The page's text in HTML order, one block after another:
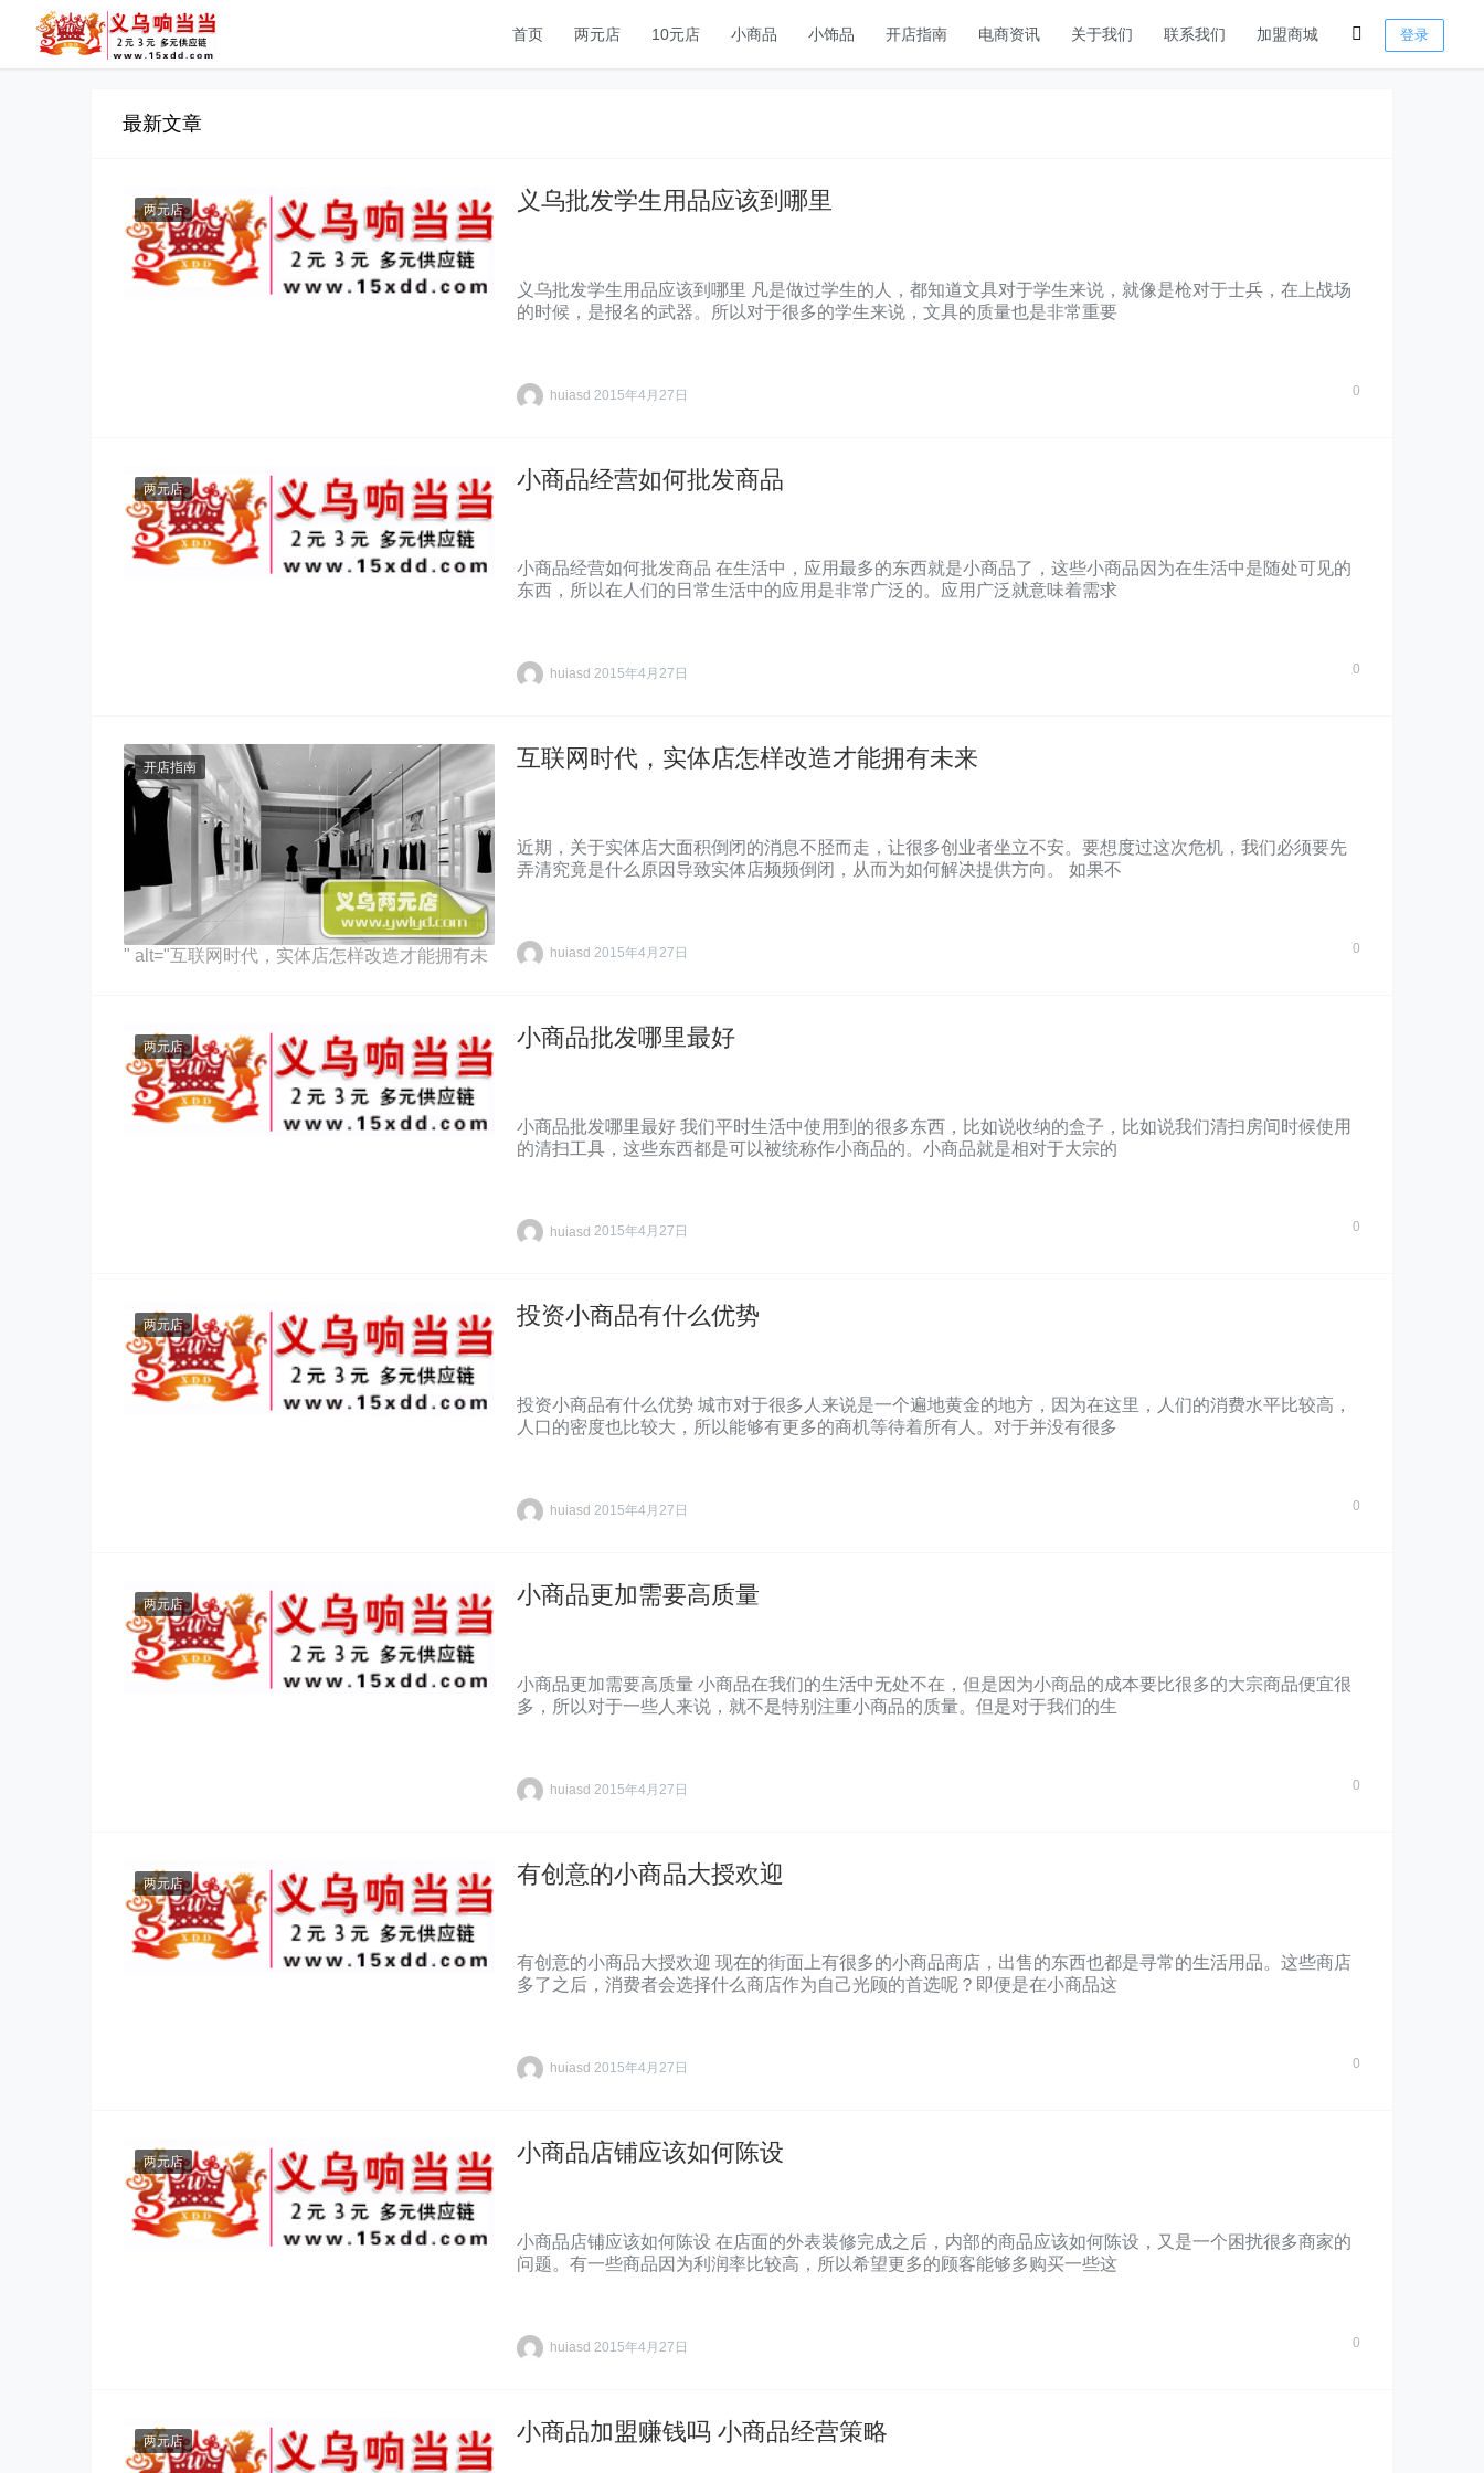
首页 两元店 10元店 小商品 小饰品 开店指南 电商资讯 关于我们 联系我们 加盟商城 登录
最新文章
两元店 义乌批发学生用品应该到哪里
义乌批发学生用品应该到哪里 凡是做过学生的人，都知道文具对于学生来说，就像是枪对于士兵，在上战场
的时候，是报名的武器。所以对于很多的学生来说，文具的质量也是非常重要
huiasd 2015年4月27日 0
两元店 小商品经营如何批发商品
小商品经营如何批发商品 在生活中，应用最多的东西就是小商品了，这些小商品因为在生活中是随处可见的
东西，所以在人们的日常生活中的应用是非常广泛的。应用广泛就意味着需求
huiasd 2015年4月27日 0
" alt="互联网时代，实体店怎样改造才能拥有未
开店指南 互联网时代，实体店怎样改造才能拥有未来
近期，关于实体店大面积倒闭的消息不胫而走，让很多创业者坐立不安。要想度过这次危机，我们必须要先
弄清究竟是什么原因导致实体店频频倒闭，从而为如何解决提供方向。 如果不
huiasd 2015年4月27日 0
两元店 小商品批发哪里最好
小商品批发哪里最好 我们平时生活中使用到的很多东西，比如说收纳的盒子，比如说我们清扫房间时候使用
的清扫工具，这些东西都是可以被统称作小商品的。小商品就是相对于大宗的
huiasd 2015年4月27日 0
两元店 投资小商品有什么优势
投资小商品有什么优势 城市对于很多人来说是一个遍地黄金的地方，因为在这里，人们的消费水平比较高，
人口的密度也比较大，所以能够有更多的商机等待着所有人。对于并没有很多
huiasd 2015年4月27日 0
两元店 小商品更加需要高质量
小商品更加需要高质量 小商品在我们的生活中无处不在，但是因为小商品的成本要比很多的大宗商品便宜很
多，所以对于一些人来说，就不是特别注重小商品的质量。但是对于我们的生
huiasd 2015年4月27日 0
两元店 有创意的小商品大授欢迎
有创意的小商品大授欢迎 现在的街面上有很多的小商品商店，出售的东西也都是寻常的生活用品。这些商店
多了之后，消费者会选择什么商店作为自己光顾的首选呢？即便是在小商品这
huiasd 2015年4月27日 0
两元店 小商品店铺应该如何陈设
小商品店铺应该如何陈设 在店面的外表装修完成之后，内部的商品应该如何陈设，又是一个困扰很多商家的
问题。有一些商品因为利润率比较高，所以希望更多的顾客能够多购买一些这
huiasd 2015年4月27日 0
两元店 小商品加盟赚钱吗 小商品经营策略